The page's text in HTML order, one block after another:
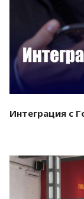
Интеграция с